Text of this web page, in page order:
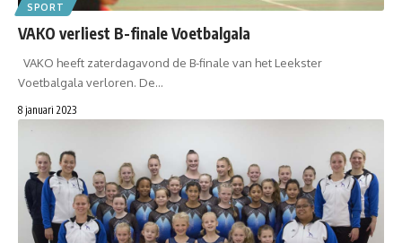
SPORT
VAKO verliest B-finale Voetbalgala
VAKO heeft zaterdagavond de B-finale van het Leekster
Voetbalgala verloren. De…
8 januari 2023